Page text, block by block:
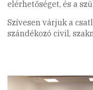
elérhetőséget, és a
Szívesen várjuk a
szándékozó civil,